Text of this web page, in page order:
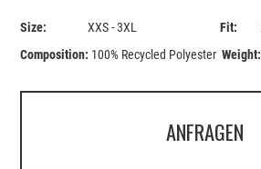
Size: XXS - 3XL Fit:
Composition: 100% Recycled Polyester Weight:
ANFRAGEN